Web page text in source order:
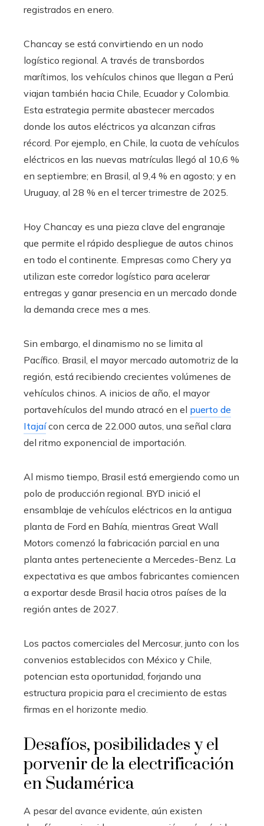
registrados en enero.
Chancay se está convirtiendo en un nodo
logístico regional. A través de transbordos
marítimos, los vehículos chinos que llegan a Perú
viajan también hacia Chile, Ecuador y Colombia.
Esta estrategia permite abastecer mercados
donde los autos eléctricos ya alcanzan cifras
récord. Por ejemplo, en Chile, la cuota de vehículos
eléctricos en las nuevas matrículas llegó al 10,6 %
en septiembre; en Brasil, al 9,4 % en agosto; y en
Uruguay, al 28 % en el tercer trimestre de 2025.
Hoy Chancay es una pieza clave del engranaje
que permite el rápido despliegue de autos chinos
en todo el continente. Empresas como Chery ya
utilizan este corredor logístico para acelerar
entregas y ganar presencia en un mercado donde
la demanda crece mes a mes.
Sin embargo, el dinamismo no se limita al
Pacífico. Brasil, el mayor mercado automotriz de la
región, está recibiendo crecientes volúmenes de
vehículos chinos. A inicios de año, el mayor
portavehículos del mundo atracó en el puerto de
Itajaícon cerca de 22.000 autos, una señal clara
del ritmo exponencial de importación.
Al mismo tiempo, Brasil está emergiendo como un
polo de producción regional. BYD inició el
ensamblaje de vehículos eléctricos en la antigua
planta de Ford en Bahía, mientras Great Wall
Motors comenzó la fabricación parcial en una
planta antes perteneciente a Mercedes-Benz. La
expectativa es que ambos fabricantes comiencen
a exportar desde Brasil hacia otros países de la
región antes de 2027.
Los pactos comerciales del Mercosur, junto con los
convenios establecidos con México y Chile,
potencian esta oportunidad, forjando una
estructura propicia para el crecimiento de estas
firmas en el horizonte medio.
Desafíos, posibilidades y el
porvenir de la electrificación
en Sudamérica
A pesar del avance evidente, aún existen